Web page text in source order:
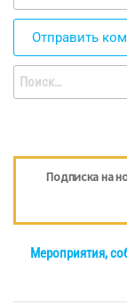
Найти:
Подписка на
Мероприятия,